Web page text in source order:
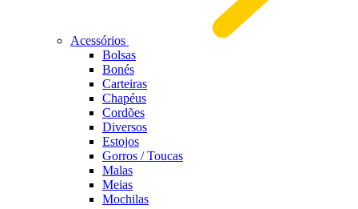
Acessórios
Bolsas
Bonés
Carteiras
Chapéus
Cordões
Diversos
Estojos
Gorros / Toucas
Malas
Meias
Mochilas